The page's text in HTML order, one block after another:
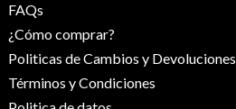
FAQs
¿Cómo comprar?
Politicas de Cambios y Devoluciones
Términos y Condiciones